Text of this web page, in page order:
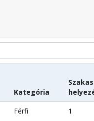
Kategória
Férfi 1